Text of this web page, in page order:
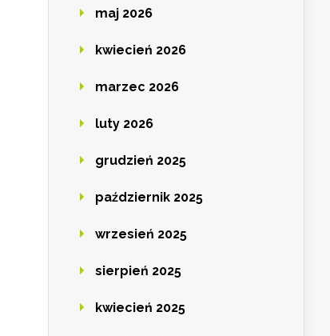
maj 2026
kwiecień 2026
marzec 2026
luty 2026
grudzień 2025
październik 2025
wrzesień 2025
sierpień 2025
kwiecień 2025